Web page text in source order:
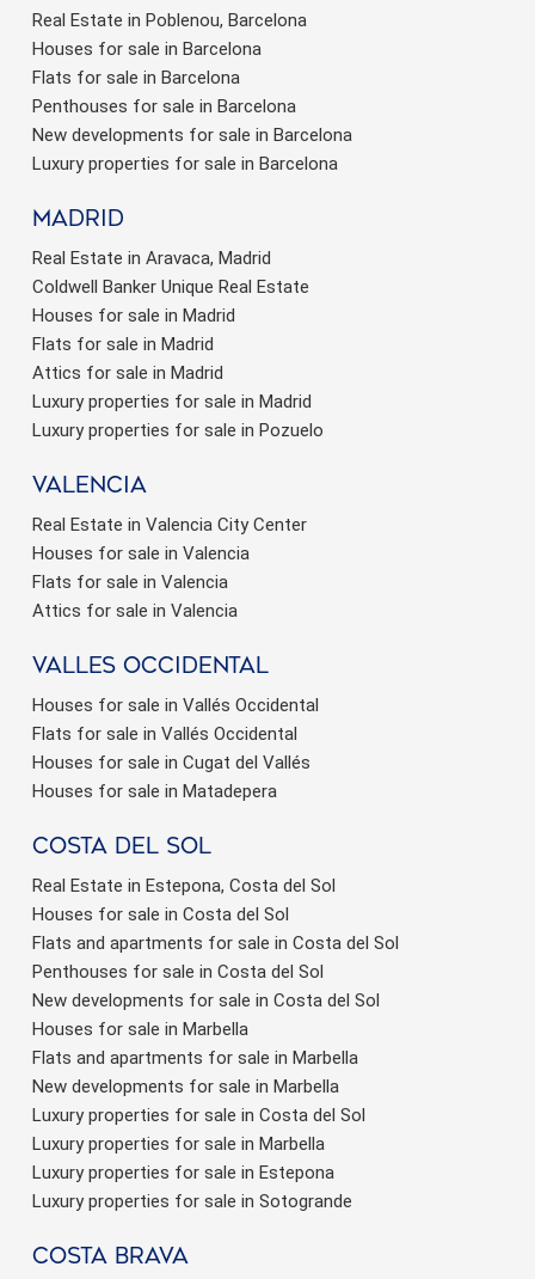
Real Estate in Poblenou, Barcelona
Houses for sale in Barcelona
Flats for sale in Barcelona
Penthouses for sale in Barcelona
New developments for sale in Barcelona
Luxury properties for sale in Barcelona
Madrid
Real Estate in Aravaca, Madrid
Coldwell Banker Unique Real Estate
Houses for sale in Madrid
Flats for sale in Madrid
Attics for sale in Madrid
Luxury properties for sale in Madrid
Luxury properties for sale in Pozuelo
valencia
Real Estate in Valencia City Center
Houses for sale in Valencia
Flats for sale in Valencia
Attics for sale in Valencia
valles occidental
Houses for sale in Vallés Occidental
Flats for sale in Vallés Occidental
Houses for sale in Cugat del Vallés
Houses for sale in Matadepera
Costa del sol
Real Estate in Estepona, Costa del Sol
Houses for sale in Costa del Sol
Flats and apartments for sale in Costa del Sol
Penthouses for sale in Costa del Sol
New developments for sale in Costa del Sol
Houses for sale in Marbella
Flats and apartments for sale in Marbella
New developments for sale in Marbella
Luxury properties for sale in Costa del Sol
Luxury properties for sale in Marbella
Luxury properties for sale in Estepona
Luxury properties for sale in Sotogrande
Costa brava